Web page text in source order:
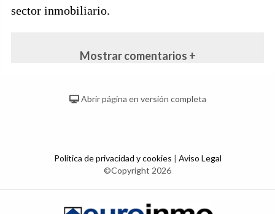
sector inmobiliario.
Mostrar comentarios +
Abrir página en versión completa
Política de privacidad y cookies | Aviso Legal
©Copyright 2026